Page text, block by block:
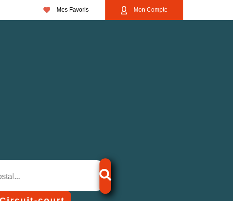
Mes Favoris Mon Compte